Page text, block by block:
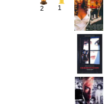
2 1